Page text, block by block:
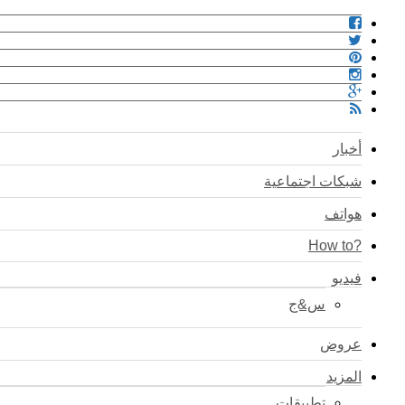
أخبار
شبكات اجتماعية
هواتف
?How to
فيديو
س&ج
عروض
المزيد